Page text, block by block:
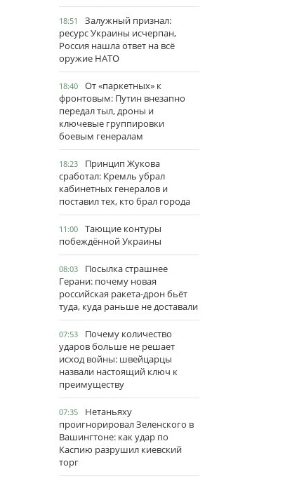
18:51
Залужный признал:
ресурс Украины исчерпан,
Россия нашла ответ на всё
оружие НАТО
18:40
От «паркетных» к
фронтовым: Путин внезапно
передал тыл, дроны и
ключевые группировки
боевым генералам
18:23
Принцип Жукова
сработал: Кремль убрал
кабинетных генералов и
поставил тех, кто брал города
11:00
Тающие контуры
побеждённой Украины
08:03
Посылка страшнее
Герани: почему новая
российская ракета-дрон бьёт
туда, куда раньше не доставали
07:53
Почему количество
ударов больше не решает
исход войны: швейцарцы
назвали настоящий ключ к
преимуществу
07:35
Нетаньяху
проигнорировал Зеленского в
Вашингтоне: как удар по
Каспию разрушил киевский
торг